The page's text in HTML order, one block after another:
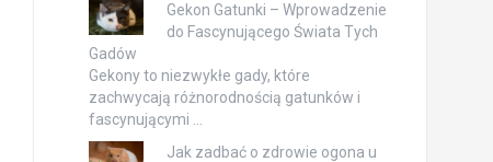
Gekon Gatunki – Wprowadzenie
do Fascynującego Świata Tych
Gadów
Gekony to niezwykłe gady, które
zachwycają różnorodnością gatunków i
fascynującymi …
Jak zadbać o zdrowie ogona u